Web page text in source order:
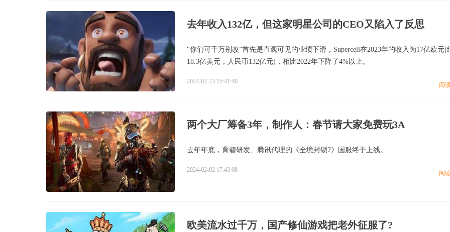
去年收入132亿，但这家明星公司的CEO又陷入了反思
“你们可千万别改”首先是直观可见的业绩下滑，Supercell在2023年的收入为17亿欧元(
18.3亿美元，人民币132亿元)，相比2022年下降了4%以上。
2024-02-23 15:41:40 阅
两个大厂筹备3年，制作人：春节请大家免费玩3A
去年年底，育碧研发、腾讯代理的《全境封锁2》国服终于上线。
2024-02-02 17:43:08 阅
欧美流水过千万，国产修仙游戏把老外征服了?